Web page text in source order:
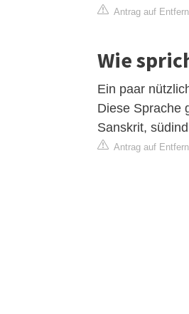
Antrag auf
Wie
Ein paar
Diese Sprache
Sanskrit,
Antrag auf